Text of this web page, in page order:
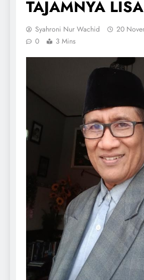
TAJAMNYA
Syahroni Nur Wachid
20
0
3 Mins